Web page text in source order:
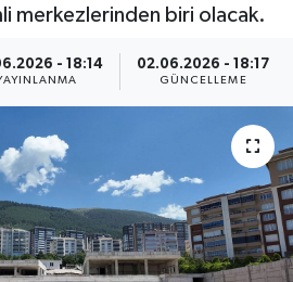
merkezlerinden biri olacak.
- 18:14 02.06.2026 - 18:17
GÜNCELLEME